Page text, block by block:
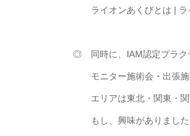
ライオンあくびとは |
◎ 同時に、IAM認定プラク
モニター施術会・出張施
エリアは東北・関東・
もし、興味がありました